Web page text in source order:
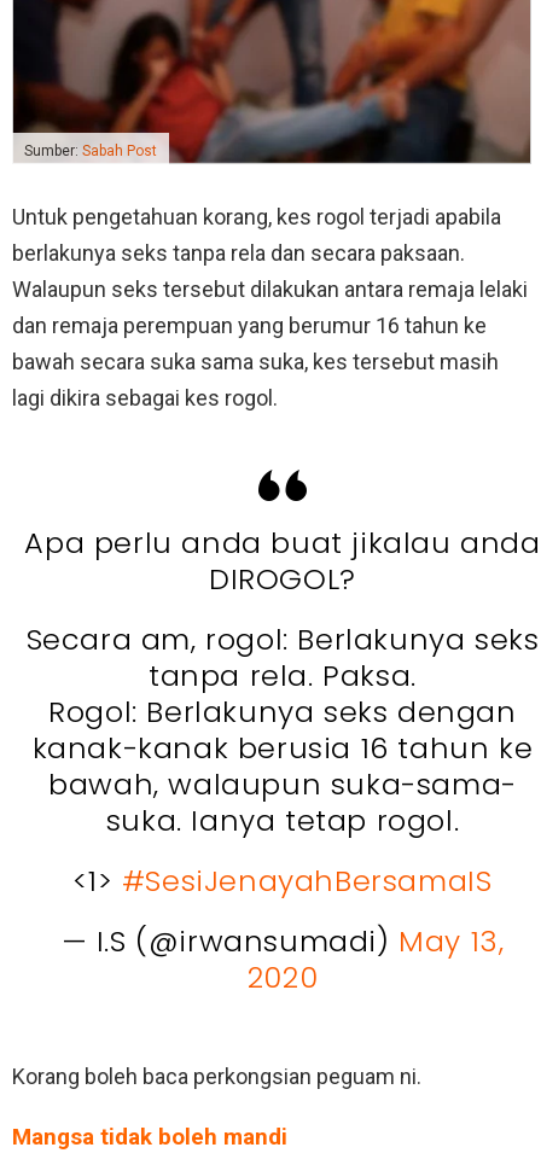
Sumber: Sabah Post
Untuk pengetahuan korang, kes rogol terjadi apabila
berlakunya seks tanpa rela dan secara paksaan.
Walaupun seks tersebut dilakukan antara remaja lelaki
dan remaja perempuan yang berumur 16 tahun ke
bawah secara suka sama suka, kes tersebut masih
lagi dikira sebagai kes rogol.
Apa perlu anda buat jikalau anda
DIROGOL?
Secara am, rogol: Berlakunya seks
tanpa rela. Paksa.
Rogol: Berlakunya seks dengan
kanak-kanak berusia 16 tahun ke
bawah, walaupun suka-sama-
suka. Ianya tetap rogol.
<1> #SesiJenayahBersamaIS
— I.S (@irwansumadi) May 13,
2020
Korang boleh baca perkongsian peguam ni.
Mangsa tidak boleh mandi